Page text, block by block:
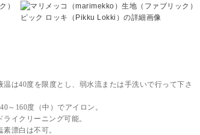
温は40度を限度とし、弱水流または手洗いで行って下さ
～160度（中）でアイロン。
ライクリーニング可能。
素漂白は不可。